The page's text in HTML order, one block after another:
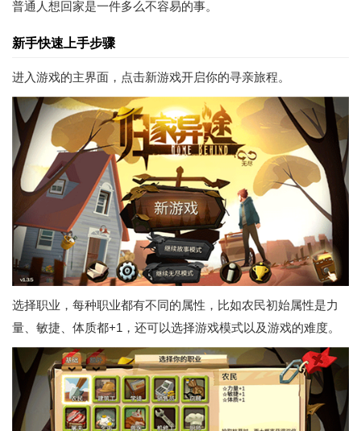
普通人想回家是一件多么不容易的事。
新手快速上手步骤
进入游戏的主界面，点击新游戏开启你的寻亲旅程。
选择职业，每种职业都有不同的属性，比如农民初始属性是力
量、敏捷、体质都+1，还可以选择游戏模式以及游戏的难度。